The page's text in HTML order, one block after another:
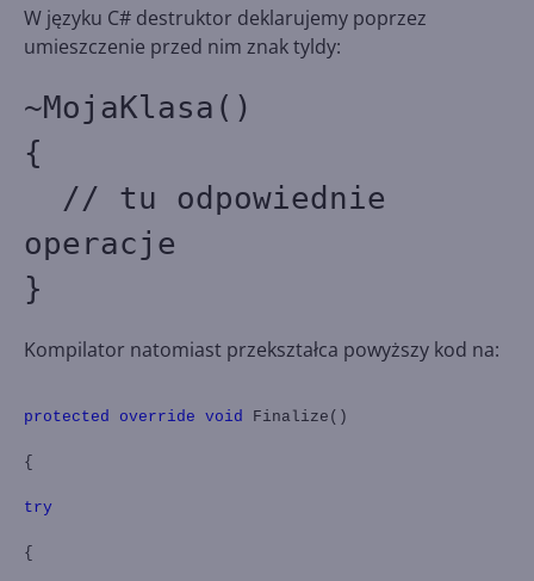
W języku C# destruktor deklarujemy poprzez
umieszczenie przed nim znak tyldy:
~MojaKlasa()
{
// tu odpowiednie
operacje
}
Kompilator natomiast przekształca powyższy kod na:
protected override void Finalize()
{
try
{